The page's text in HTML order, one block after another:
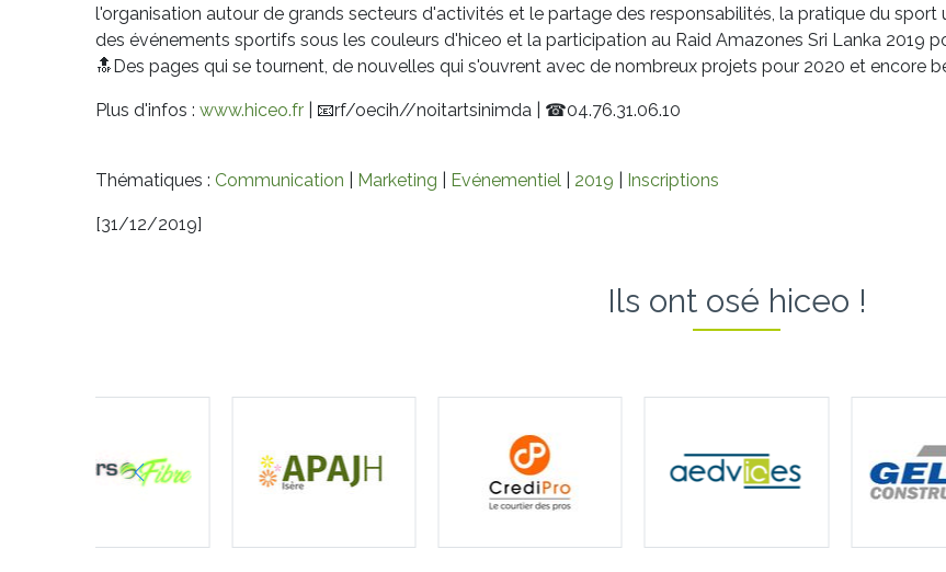
l'organisation autour de grands secteurs d'activités et le partage des responsabilités, la pratique du
des événements sportifs sous les couleurs d'hiceo et la participation au Raid Amazones Sri Lanka 2019
🔝 Des pages qui se tournent, de nouvelles qui s'ouvrent avec de nombreux projets pour 2020 et encore
Plus d'infos : www.hiceo.fr 📧rf/oecih//noitartsinimda ☎04.76.31.06.10
Thématiques : Communication Marketing Evénementiel 2019 Inscriptions
[31/12/2019]
Ils ont osé hiceo !